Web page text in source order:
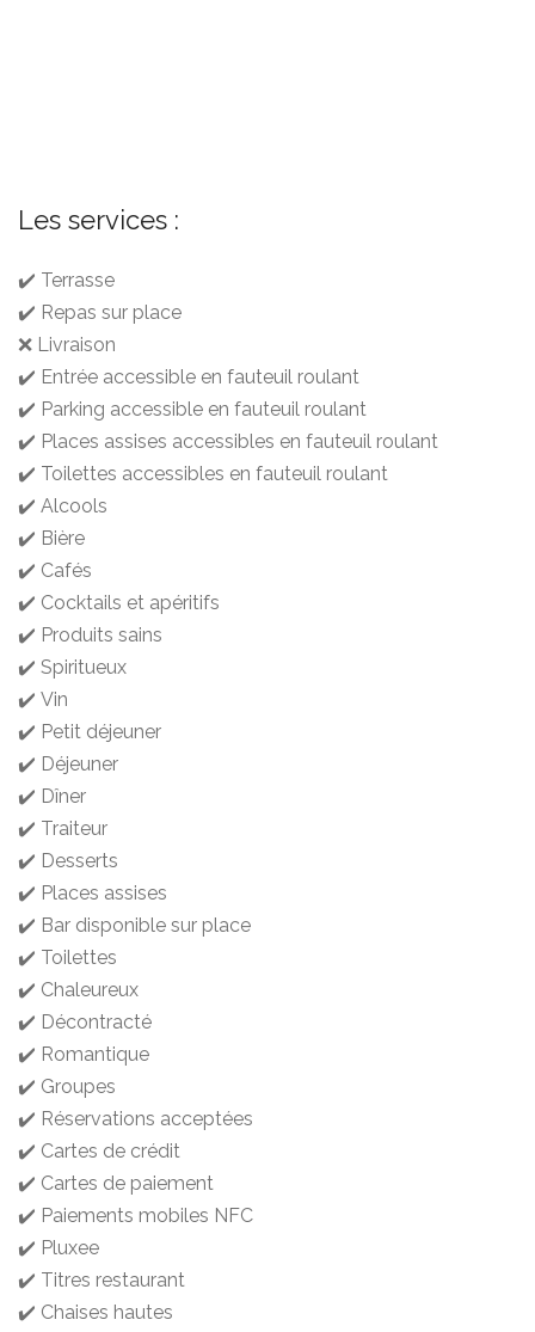
Les services :
✔️ Terrasse
✔️ Repas sur place
❌ Livraison
✔️ Entrée accessible en fauteuil roulant
✔️ Parking accessible en fauteuil roulant
✔️ Places assises accessibles en fauteuil roulant
✔️ Toilettes accessibles en fauteuil roulant
✔️ Alcools
✔️ Bière
✔️ Cafés
✔️ Cocktails et apéritifs
✔️ Produits sains
✔️ Spiritueux
✔️ Vin
✔️ Petit déjeuner
✔️ Déjeuner
✔️ Dîner
✔️ Traiteur
✔️ Desserts
✔️ Places assises
✔️ Bar disponible sur place
✔️ Toilettes
✔️ Chaleureux
✔️ Décontracté
✔️ Romantique
✔️ Groupes
✔️ Réservations acceptées
✔️ Cartes de crédit
✔️ Cartes de paiement
✔️ Paiements mobiles NFC
✔️ Pluxee
✔️ Titres restaurant
✔️ Chaises hautes